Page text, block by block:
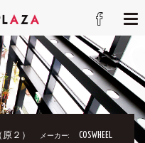
原２） メーカー: COSWHEEL